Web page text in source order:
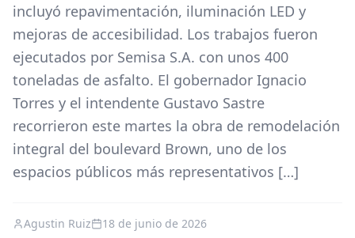
incluyó repavimentación, iluminación LED y
mejoras de accesibilidad. Los trabajos fueron
ejecutados por Semisa S.A. con unos 400
toneladas de asfalto. El gobernador Ignacio
Torres y el intendente Gustavo Sastre
recorrieron este martes la obra de remodelación
integral del boulevard Brown, uno de los
espacios públicos más representativos […]
Agustin Ruiz 18 de junio de 2026